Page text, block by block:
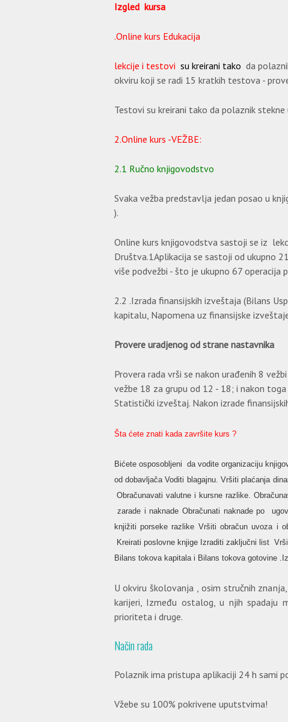
Izgled kursa
.Online kurs Edukacija
lekcije i testovi su kreirani tako da
okviru koji se radi 15 kratkih testova -
Testovi su kreirani tako da polaznik
2.Online kurs -VEŽBE:
2.1 Ručno knjigovodstvo
Svaka vežba predstavlja jedan posao u
).
Online kurs knjigovodstva sastoji se iz
Društva.1Aplikacija se sastoji od ukupno
više podvežbi - što je ukupno 67 operacija
2.2 .Izrada finansijskih izveštaja (Bilans
kapitalu, Napomena uz finansijske
Provere uradjenog od strane nastavnika
Provera rada vrši se nakon urađenih 8
vežbe 18 za grupu od 12 - 18; i nakon
Statistički izveštaj. Nakon izrade
Šta ćete znati kada završite kurs ?
Bićete osposobljeni da vodite organizaciju
od dobavljača Voditi blagajnu. Vršiti plaćanja
Obračunavati valutne i kursne razlike.
zarade i naknade Obračunati naknade po
knjižiti porseke razlike Vršiti obračun uvoza i
Kreirati poslovne knjige Izraditi zaključni list
Bilans tokova kapitala i Bilans tokova gotovine
U okviru školovanja , osim stručnih
karijeri, Između ostalog, u njih spadaju
prioriteta i druge.
Način rada
Polaznik ima pristupa aplikaciji 24 h sami
Vžebe su 100% pokrivene uputstvima!